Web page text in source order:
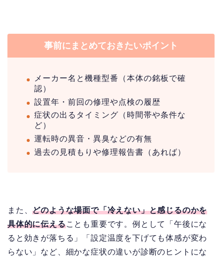
事前にまとめておきたいポイント
メーカー名と機種型番（本体の銘板で確
認）
設置年・前回の修理や点検の履歴
症状の出るタイミング（時間帯や条件な
ど）
運転時の異音・異臭などの有無
過去の見積もりや修理報告書（あれば）
また、どのような場面で「冷えない」と感じるのかを
具体的に伝えることも重要です。例として「午後にな
ると効きが落ちる」「設定温度を下げても体感が変わ
らない」など、細かな症状の違いが診断のヒントにな